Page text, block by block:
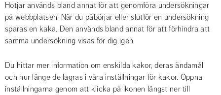
Hotjar används bland annat för att genomföra undersökningar
på webbplatsen. När du påbörjar eller slutför en undersökning
sparas en kaka. Den används bland annat för att förhindra att
samma undersökning visas för dig igen.
Du hittar mer information om enskilda kakor, deras ändamål
och hur länge de lagras i våra inställningar för kakor. Öppna
inställningarna genom att klicka på ikonen längst ner till